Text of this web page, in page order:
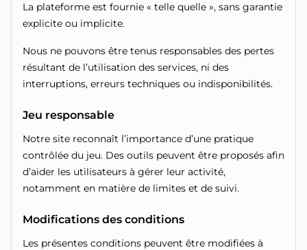
La plateforme est fournie « telle quelle », sans garantie
explicite ou implicite.
Nous ne pouvons être tenus responsables des pertes
résultant de l’utilisation des services, ni des
interruptions, erreurs techniques ou indisponibilités.
Jeu responsable
Notre site reconnaît l’importance d’une pratique
contrôlée du jeu. Des outils peuvent être proposés afin
d’aider les utilisateurs à gérer leur activité,
notamment en matière de limites et de suivi.
Modifications des conditions
Les présentes conditions peuvent être modifiées à